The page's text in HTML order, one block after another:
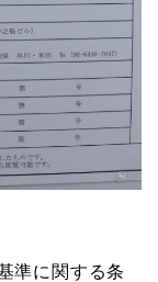
準に関する条